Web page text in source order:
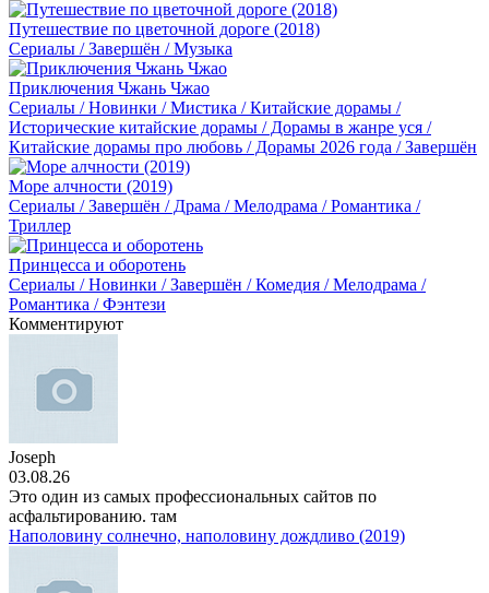
Путешествие по цветочной дороге (2018)
Сериалы / Завершён / Музыка
Приключения Чжань Чжао
Сериалы / Новинки / Мистика / Китайские дорамы /
Исторические китайские дорамы / Дорамы в жанре уся /
Китайские дорамы про любовь / Дорамы 2026 года / Завершён
Море алчности (2019)
Сериалы / Завершён / Драма / Мелодрама / Романтика /
Триллер
Принцесса и оборотень
Сериалы / Новинки / Завершён / Комедия / Мелодрама /
Романтика / Фэнтези
Комментируют
Joseph
03.08.26
Это один из самых профессиональных сайтов по
асфальтированию. там
Наполовину солнечно, наполовину дождливо (2019)